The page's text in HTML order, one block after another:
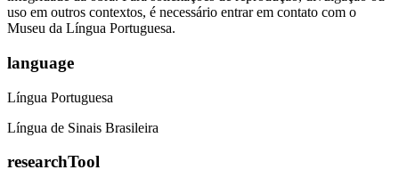
uso em outros contextos, é necessário entrar em contato com o
Museu da Língua Portuguesa.
language
Língua Portuguesa
Língua de Sinais Brasileira
researchTool